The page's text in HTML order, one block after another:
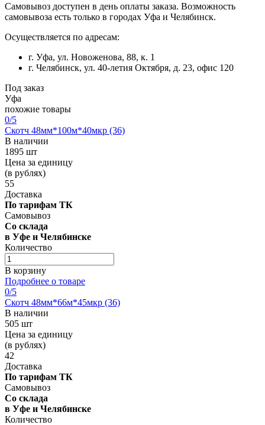
Самовывоз доступен в день оплаты заказа. Возможность
самовывоза есть только в городах Уфа и Челябинск.
Осуществляется по адресам:
г. Уфа, ул. Новоженова, 88, к. 1
г. Челябинск, ул. 40-летия Октября, д. 23, офис 120
Под заказ
Уфа
похожие товары
0/5
Скотч 48мм*100м*40мкр (36)
В наличии
1895 шт
Цена за единицу
(в рублях)
55
Доставка
По тарифам ТК
Самовывоз
Со склада
в Уфе и Челябинске
Количество
В корзину
Подробнее о товаре
0/5
Скотч 48мм*66м*45мкр (36)
В наличии
505 шт
Цена за единицу
(в рублях)
42
Доставка
По тарифам ТК
Самовывоз
Со склада
в Уфе и Челябинске
Количество